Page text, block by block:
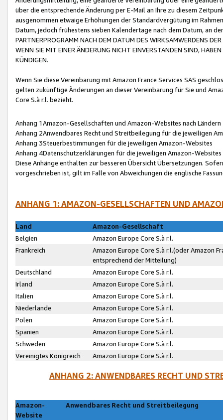
über die entsprechende Änderung per E-Mail an Ihre zu diesem
ausgenommen etwaige Erhöhungen der Standardvergütung im
Datum, jedoch frühestens sieben Kalendertage nach dem Datum, an
PARTNERPROGRAMM NACH DEM DATUM DES WIRKSAMWERDENS
WENN SIE MIT EINER ÄNDERUNG NICHT EINVERSTANDEN SIND,
KÜNDIGEN.
Wenn Sie diese Vereinbarung mit Amazon France Services SAS
gelten zukünftige Änderungen an dieser Vereinbarung für Sie und
Core S.à r.l. bezieht.
Anhang 1Amazon-Gesellschaften und Amazon-Websites nach Ländern
Anhang 2Anwendbares Recht und Streitbeilegung für die jeweiligen
Anhang 3Steuerbestimmungen für die jeweiligen Amazon-Websites
Anhang 4Datenschutzerklärungen für die jeweiligen Amazon-Websites
Diese Anhänge enthalten zur besseren Übersicht Übersetzungen.
vorgeschrieben ist, gilt im Falle von Abweichungen die englische
ANHANG 1: AMAZON-GESELLSCHAFTEN UND
Land
Amazon-Gesellschaft
Belgien
Amazon Europe Core S.à r.l.
Frankreich
Amazon Europe Core S.à r.l.(oder Amazon
entsprechend der Mitteilung)
Deutschland
Amazon Europe Core S.à r.l.
Irland
Amazon Europe Core S.à r.l.
Italien
Amazon Europe Core S.à r.l.
Niederlande
Amazon Europe Core S.à r.l.
Polen
Amazon Europe Core S.à r.l.
Spanien
Amazon Europe Core S.à r.l.
Schweden
Amazon Europe Core S.à r.l.
Vereinigtes Königreich
Amazon Europe Core S.à r.l.
ANHANG 2: ANWENDBARES RECHT UND
Amazon-
Website
Anwendbares Recht und Streitbeilegung